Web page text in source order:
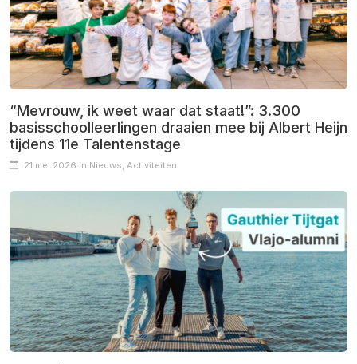
“Mevrouw, ik weet waar dat staat!”: 3.300
basisschoolleerlingen draaien mee bij Albert Heijn
tijdens 11e Talentenstage
21 mei 2026 in Nieuws, Activiteiten